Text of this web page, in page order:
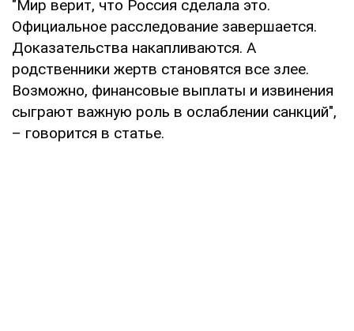
"Мир верит, что Россия сделала это.
Официальное расследование завершается.
Доказательства накапливаются. А
родственники жертв становятся все злее.
Возможно, финансовые выплаты и извинения
сыграют важную роль в ослаблении санкций",
– говорится в статье.